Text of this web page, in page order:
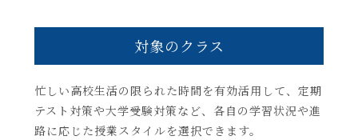
対象のクラス
忙しい高校生活の限られた時間を有効活用して、定期
テスト対策や大学受験対策など、各自の学習状況や進
路に応じた授業スタイルを選択できます。